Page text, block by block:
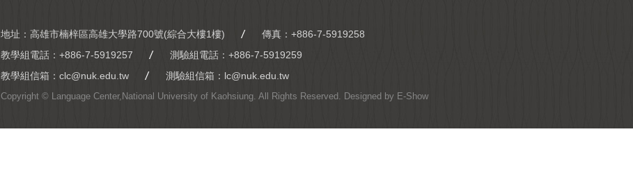
地址：高雄市楠梓區高雄大學路700號(綜合大樓1樓)
傳真：+886-7-5919258
教學組電話： +886-7-5919257 測驗組電話： +886-7-5919259
教學組信箱： clc@nuk.edu.tw 測驗組信箱： lc@nuk.edu.tw
Copyright © Language Center,National University of Kaohsiung. All Rights Reserved. Designed by E-Show